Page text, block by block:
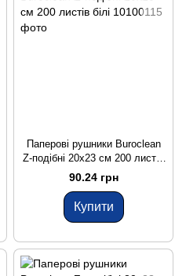
Паперові рушники Buroclean
Z-подібні 20x23 см 200 листів
білі
90.24 грн
Купити